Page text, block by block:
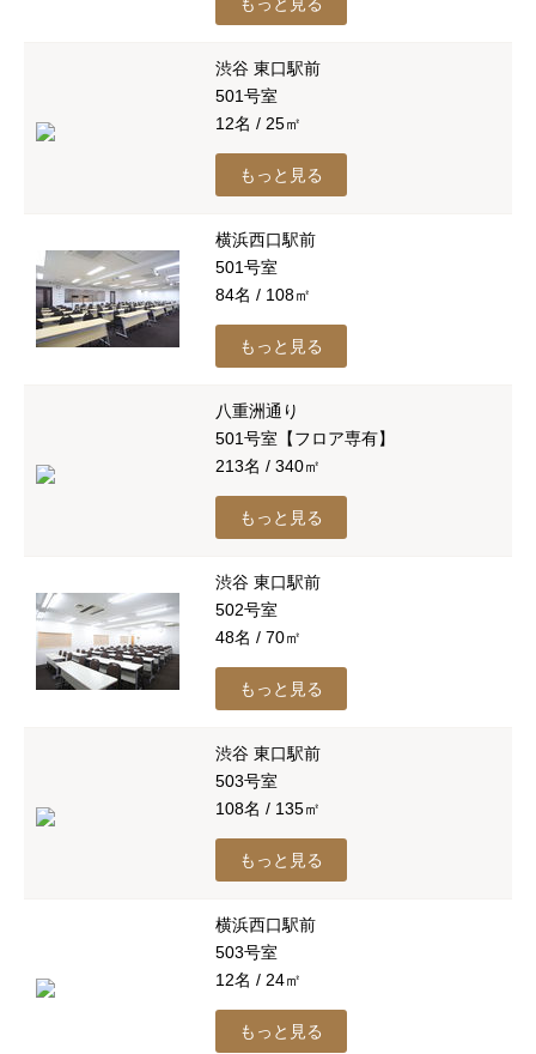
渋谷 東口駅前
501号室
12名 / 25㎡
もっと見る
横浜西口駅前
501号室
84名 / 108㎡
もっと見る
八重洲通り
501号室【フロア専有】
213名 / 340㎡
もっと見る
渋谷 東口駅前
502号室
48名 / 70㎡
もっと見る
渋谷 東口駅前
503号室
108名 / 135㎡
もっと見る
横浜西口駅前
503号室
12名 / 24㎡
もっと見る